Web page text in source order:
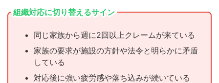
組織対応に切り替えるサイン
同じ家族から週に2回以上クレームが来ている
家族の要求が施設の方針や法令と明らかに矛盾
している
対応後に強い疲労感や落ち込みが続いている